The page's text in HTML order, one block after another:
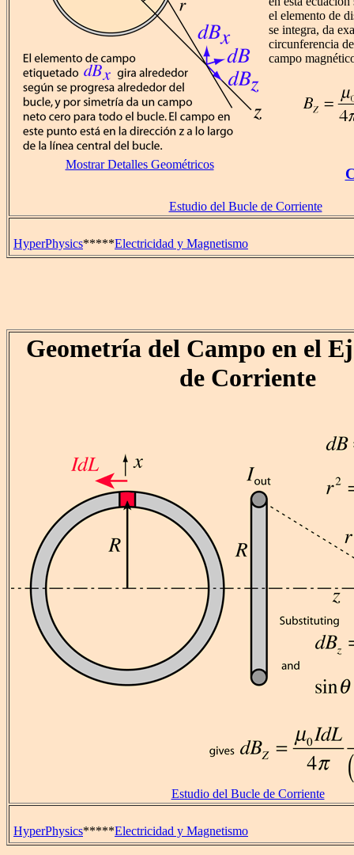
Mostrar Detalles Geométricos
el elemento de
se integra, da
circunferencia
campo
Estudio del Bucle de Corriente
HyperPhysics*****Electricidad y Magnetismo
Geometría del Campo en el
de Corriente
Estudio del Bucle de Corriente
HyperPhysics*****Electricidad y Magnetismo